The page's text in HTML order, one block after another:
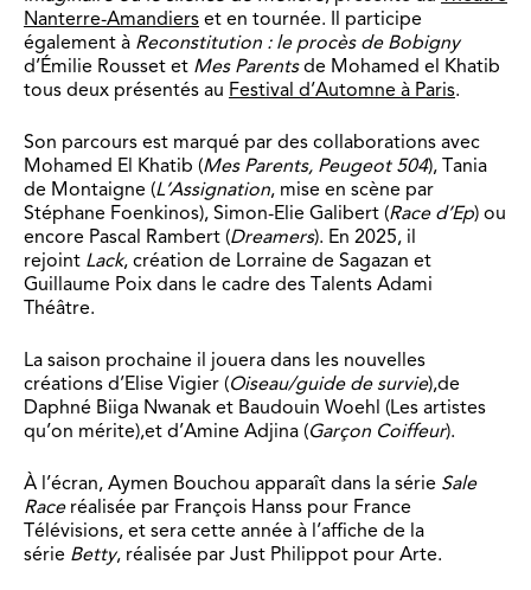
Nanterre-Amandiers et en tournée. Il participe
également à Reconstitution : le procès de Bobigny
d’Émilie Rousset et Mes Parentsde Mohamed el Khatib
tous deux présentés au Festival d’Automne à Paris.
Son parcours est marqué par des collaborations avec
Mohamed El Khatib (Mes Parents, Peugeot 504), Tania
de Montaigne (L’Assignation, mise en scène par
Stéphane Foenkinos), Simon-Elie Galibert (Race d’Ep) ou
encore Pascal Rambert (Dreamers). En 2025, il
rejoint Lack, création de Lorraine de Sagazan et
Guillaume Poix dans le cadre des Talents Adami
Théâtre.
La saison prochaine il jouera dans les nouvelles
créations d’Elise Vigier (Oiseau/guide de survie),de
Daphné Biiga Nwanak et Baudouin Woehl (Les artistes
qu’on mérite),et d’Amine Adjina (Garçon Coiffeur).
À l’écran, Aymen Bouchou apparaît dans la série Sale
Raceréalisée par François Hanss pour France
Télévisions, et sera cette année à l’affiche de la
série Betty, réalisée par Just Philippot pour Arte.